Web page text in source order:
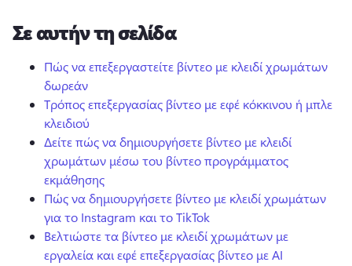
Δωρεάν δοκιμή
Σε αυτήν τη σελίδα
Πώς να επεξεργαστείτε βίντεο με κλειδί χρωμάτων
δωρεάν
Τρόπος επεξεργασίας βίντεο με εφέ κόκκινου ή μπλε
κλειδιού
Δείτε πώς να δημιουργήσετε βίντεο με κλειδί
χρωμάτων μέσω του βίντεο προγράμματος
εκμάθησης
Πώς να δημιουργήσετε βίντεο με κλειδί χρωμάτων
για το Instagram και το TikTok
Βελτιώστε τα βίντεο με κλειδί χρωμάτων με
εργαλεία και εφέ επεξεργασίας βίντεο με AI